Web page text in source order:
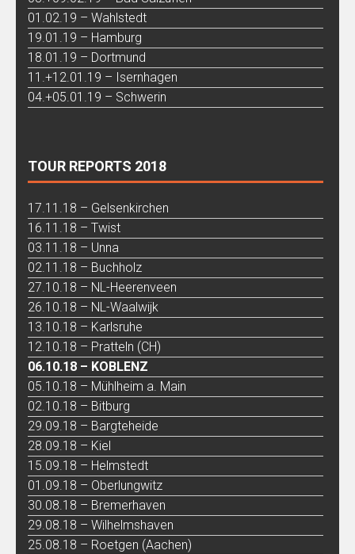
01.02.19 – Wahlstedt
19.01.19 – Hamburg
18.01.19 – Dortmund
11.+12.01.19 – Isernhagen
04.+05.01.19 – Schwerin
TOUR REPORTS 2018
17.11.18 – Gelsenkirchen
16.11.18 – Twist
03.11.18 – Unna
02.11.18 – Buchholz
27.10.18 – NL-Heerenveen
26.10.18 – NL-Waalwijk
13.10.18 – Karlsruhe
12.10.18 – Pratteln (CH)
06.10.18 – KOBLENZ
05.10.18 – Mühlheim a. Main
02.10.18 – Bitburg
29.09.18 – Bargteheide
28.09.18 – Kiel
15.09.18 – Helmstedt
01.09.18 – Oberlungwitz
30.08.18 – Bremerhaven
29.08.18 – Wilhelmshaven
25.08.18 – Roetgen (Aachen)